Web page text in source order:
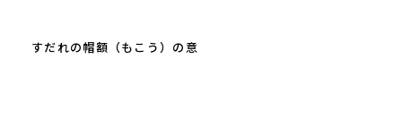
すだれの帽額（もこう）の意